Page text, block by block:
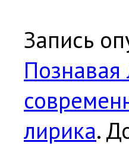
Запись
лирика.